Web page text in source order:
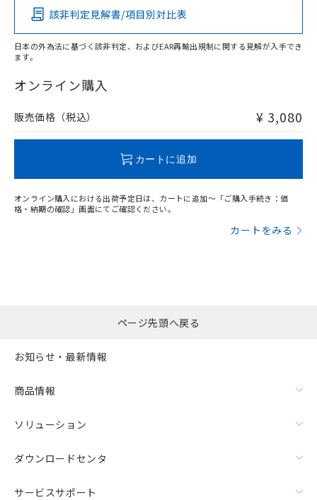
O
在庫等で未対応品が混在する可能性があります。
問い合わせください。
該非判定見解書/項目別対比表
日本の外為法に基づく該非判定、およびEAR再輸出規制に関する見解が入手でき
ます。
オンライン購入
販売価格（税込） ¥ 3,080
カートに追加
オンライン購入における出荷予定日は、カートに追加～「ご購入手続き：価
格・納期の確認」画面にてご確認ください。
カートをみる
ページ先頭へ戻る
お知らせ・最新情報
商品情報
ソリューション
ダウンロードセンタ
サービスサポート